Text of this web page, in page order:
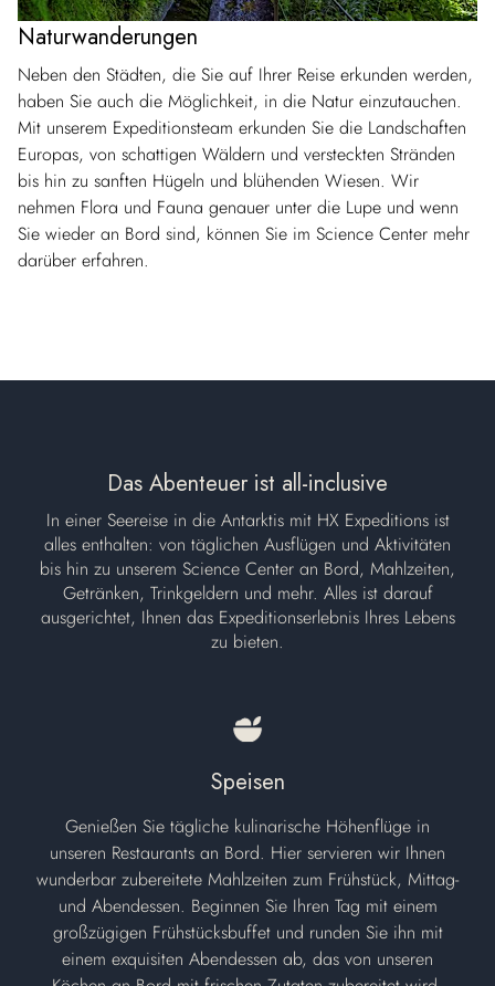
Naturwanderungen
Neben den Städten, die Sie auf Ihrer Reise erkunden werden,
haben Sie auch die Möglichkeit, in die Natur einzutauchen.
Mit unserem Expeditionsteam erkunden Sie die Landschaften
Europas, von schattigen Wäldern und versteckten Stränden
bis hin zu sanften Hügeln und blühenden Wiesen. Wir
nehmen Flora und Fauna genauer unter die Lupe und wenn
Sie wieder an Bord sind, können Sie im Science Center mehr
darüber erfahren.
Das Abenteuer ist all-inclusive
In einer Seereise in die Antarktis mit HX Expeditions ist
alles enthalten: von täglichen Ausflügen und Aktivitäten
bis hin zu unserem Science Center an Bord, Mahlzeiten,
Getränken, Trinkgeldern und mehr. Alles ist darauf
ausgerichtet, Ihnen das Expeditionserlebnis Ihres Lebens
zu bieten.
Speisen
Genießen Sie tägliche kulinarische Höhenflüge in
unseren Restaurants an Bord. Hier servieren wir Ihnen
wunderbar zubereitete Mahlzeiten zum Frühstück, Mittag-
und Abendessen. Beginnen Sie Ihren Tag mit einem
großzügigen Frühstücksbuffet und runden Sie ihn mit
einem exquisiten Abendessen ab, das von unseren